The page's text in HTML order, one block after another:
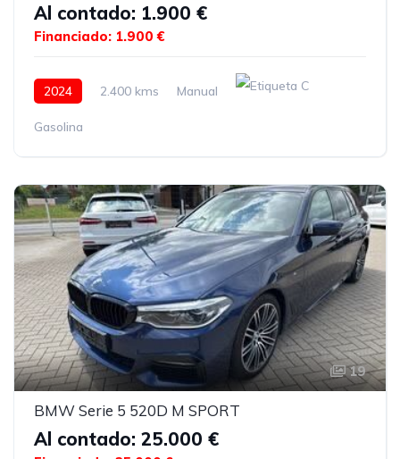
Al contado: 1.900 €
Financiado: 1.900 €
2024 2.400 kms Manual
Gasolina
19
BMW Serie 5 520D M SPORT
Al contado: 25.000 €